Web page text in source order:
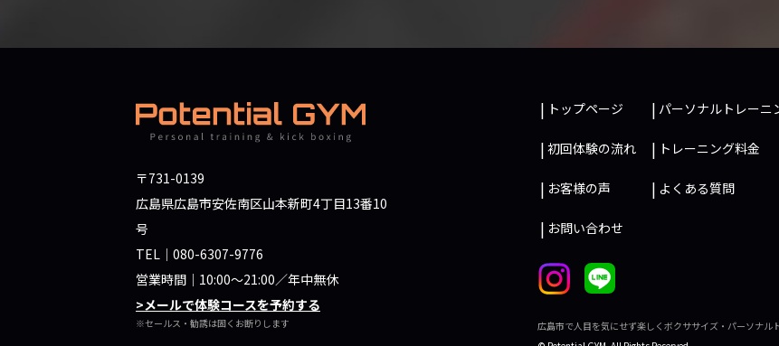
〒731-0139
広島県広島市安佐南区山本新町4丁目13番10
号
TEL｜ 080-6307-9776
営業時間｜10:00～21:00／年中無休
>メールで体験コースを予約する
※セールス・勧誘は固くお断りします
トップページ パーソナルトレーニ
初回体験の流れ トレーニング料金
お客様の声 よくある質問
お問い合わせ
広島市で人目を気にせず楽しくボクササイズ・パーソナル